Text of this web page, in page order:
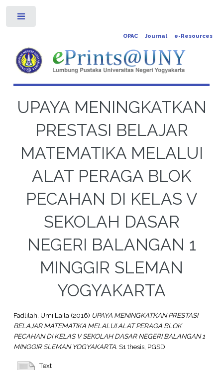
OPAC Journal e-Resources
UPAYA MENINGKATKAN
PRESTASI BELAJAR
MATEMATIKA MELALUI
ALAT PERAGA BLOK
PECAHAN DI KELAS V
SEKOLAH DASAR
NEGERI BALANGAN 1
MINGGIR SLEMAN
YOGYAKARTA
Fadlilah, Umi Laila(2016) UPAYA MENINGKATKAN PRESTASI
BELAJAR MATEMATIKA MELALUI ALAT PERAGA BLOK
PECAHAN DI KELAS V SEKOLAH DASAR NEGERI BALANGAN 1
MINGGIR SLEMAN YOGYAKARTA. S1 thesis, PGSD.
Text